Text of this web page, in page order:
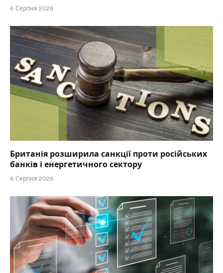
6 Серпня 2026
Британія розширила санкції проти російських
банків і енергетичного сектору
6 Серпня 2026